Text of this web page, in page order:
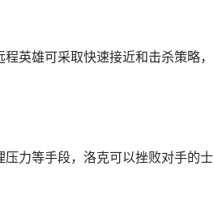
英雄可采取快速接近和击杀策略，
力等手段，洛克可以挫败对手的士